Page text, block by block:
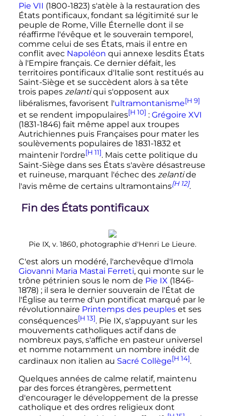
Pie VII (1800-1823) s'atèle à la restauration des
États pontificaux, fondant sa légitimité sur le
peuple de Rome, Ville Éternelle dont il se
réaffirme l'évêque et le souverain temporel,
comme celui de ses États, mais il entre en
conflit avec Napoléon qui annexe lesdits États
à l'Empire français. Ce dernier défait, les
territoires pontificaux d'Italie sont restitués au
Saint-Siège et se succèdent alors à sa tête
trois papes zelantiqui s'opposent aux
libéralismes, favorisent l'ultramontanisme[H 9]
et se rendent impopulaires[H 10] : Grégoire XVI
(1831-1846) fait même appel aux troupes
Autrichiennes puis Françaises pour mater les
soulèvements populaires de 1831-1832 et
maintenir l'ordre[H 11]. Mais cette politique du
Saint-Siège dans ses États s'avère désastreuse
et ruineuse, marquant l'échec des zelantide
l'avis même de certains ultramontains[H 12].
Fin des États pontificaux
Pie IX, v. 1860, photographie d'Henri Le Lieure.
C'est alors un modéré, l'archevêque d'Imola
Giovanni Maria Mastai Ferreti, qui monte sur le
trône pétrinien sous le nom de Pie IX (1846-
1878) ; il sera le dernier souverain de l'État de
l'Église au terme d'un pontificat marqué par le
révolutionnaire Printemps des peupleset ses
conséquences[H 13]. Pie IX, s'appuyant sur les
mouvements catholiques actif dans de
nombreux pays, s'affiche en pasteur universel
et nomme notamment un nombre inédit de
cardinaux non italien au Sacré Collège[H 14].
Quelques années de calme relatif, maintenu
par des forces étrangères, permettent
d'encourager le développement de la presse
catholique et des ordres religieux dont